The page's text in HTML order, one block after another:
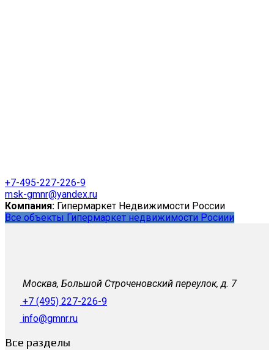
+7-495-227-226-9
msk-gmnr@yandex.ru
Компания: Гипермаркет Недвижимости России
Все объекты Гипермаркет недвижимости Росиии
Москва, Большой Строченовский переулок, д. 7
+7 (495) 227-226-9
info@gmnr.ru
Все разделы